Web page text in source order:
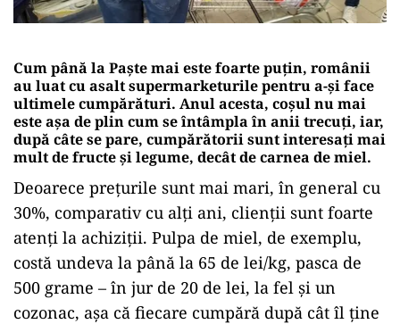
Cum până la Paște mai este foarte puțin, românii
au luat cu asalt supermarketurile pentru a-și face
ultimele cumpărături. Anul acesta, coșul nu mai
este așa de plin cum se întâmpla în anii trecuți, iar,
după câte se pare, cumpărătorii sunt interesați mai
mult de fructe și legume, decât de carnea de miel.
Deoarece prețurile sunt mai mari, în general cu
30%, comparativ cu alți ani, clienții sunt foarte
atenți la achiziții. Pulpa de miel, de exemplu,
costă undeva la până la 65 de lei/kg, pasca de
500 grame – în jur de 20 de lei, la fel și un
cozonac, așa că fiecare cumpără după cât îl ține